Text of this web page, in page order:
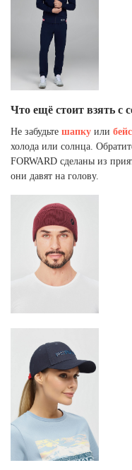
Что ещё стоит взять с
Не забудьте шапку или
холода или солнца.
FORWARD сделаны из
они давят на голову.